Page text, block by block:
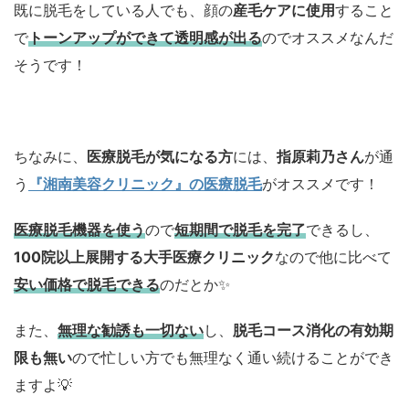
既に脱毛をしている人でも、顔の産毛ケアに使用すること
でトーンアップができて透明感が出るのでオススメなんだ
そうです！
ちなみに、 医療脱毛が気になる方には、 指原莉乃さんが通
う
『湘南美容クリニック』の医療脱毛がオススメ です！
医療脱毛機器を使うので短期間で脱毛を完了できるし、
100院以上展開する大手医療クリニックなので他に比べて
安い価格で脱毛できるのだとか✨
また、 無理な勧誘も一切ないし、 脱毛コース消化の有効期
限も無いので忙しい方でも無理なく通い続けることができ
ますよ💡